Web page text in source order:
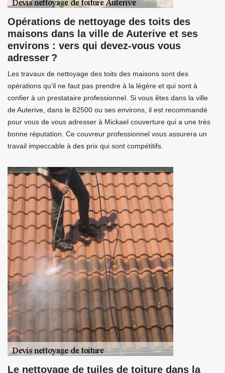
Opérations de nettoyage des toits des
maisons dans la ville de Auterive et ses
environs : vers qui devez-vous vous
adresser ?
Les travaux de nettoyage des toits des maisons sont des
opérations qu’il ne faut pas prendre à la légère et qui sont à
confier à un prestataire professionnel. Si vous êtes dans la ville
de Auterive, dans le 82500 ou ses environs, il est recommandé
pour vous de vous adresser à Mickael couverture qui a une très
bonne réputation. Ce couvreur professionnel vous assurera un
travail impeccable à des prix qui sont compétitifs.
Le nettoyage de tuiles de toiture dans la